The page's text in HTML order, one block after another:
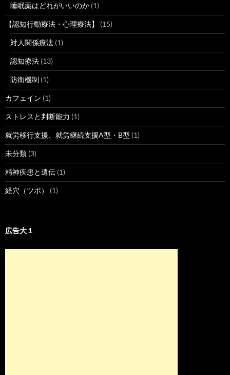
睡眠薬はどれがいいのか (1)
【認知行動療法・心理療法】 (15)
対人関係療法 (1)
認知療法 (13)
防衛機制 (1)
カフェイン (1)
ストレスと判断能力 (1)
就労移行支援、就労継続支援A型・B型 (1)
未分類 (3)
精神疾患と遺伝 (1)
経穴（ツボ） (1)
広告大１